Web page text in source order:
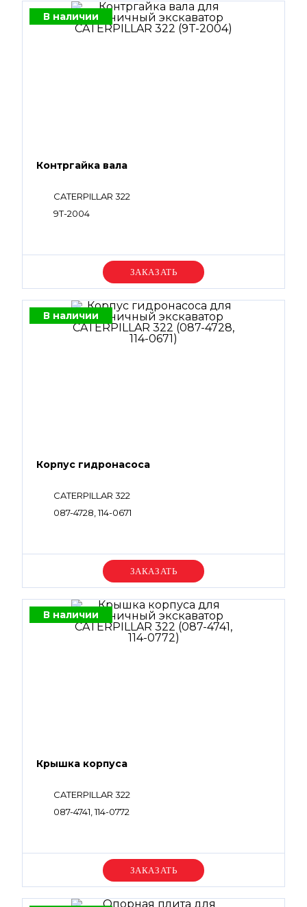
В наличии
Контргайка вала
CATERPILLAR 322
9T-2004
Уточняйте цену
В наличии
Корпус гидронасоса
CATERPILLAR 322
087-4728, 114-0671
Уточняйте цену
В наличии
Крышка корпуса
CATERPILLAR 322
087-4741, 114-0772
Уточняйте цену